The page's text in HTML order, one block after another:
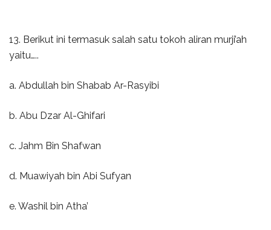
13. Berikut ini termasuk salah satu tokoh aliran murji’ah
yaitu…..
a. Abdullah bin Shabab Ar-Rasyibi
b. Abu Dzar Al-Ghifari
c. Jahm Bin Shafwan
d. Muawiyah bin Abi Sufyan
e. Washil bin Atha’